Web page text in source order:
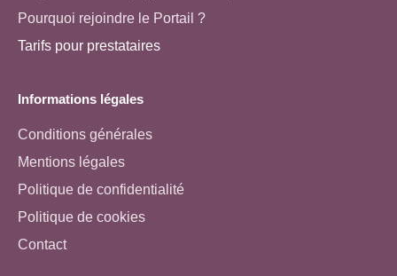
Pourquoi rejoindre le Portail ?
Tarifs pour prestataires
Informations légales
Conditions générales
Mentions légales
Politique de confidentialité
Politique de cookies
Contact